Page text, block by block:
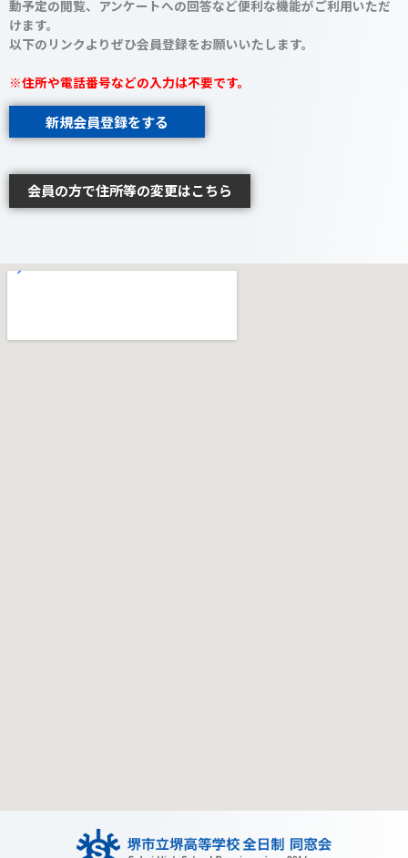
動予定の閲覧、アンケートへの回答など便利な機能がご利用いただ
けます。
以下のリンクよりぜひ会員登録をお願いいたします。
※住所や電話番号などの入力は不要です。
新規会員登録をする
会員の方で住所等の変更はこちら